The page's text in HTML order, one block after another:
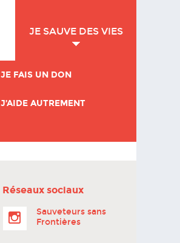
JE SAUVE DES VIES
JE FAIS UN DON
J’AIDE AUTREMENT
Réseaux sociaux
Sauveteurs sans
Frontières